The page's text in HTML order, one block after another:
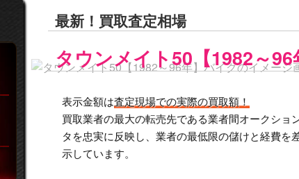
最新！買取査定相場
タウンメイト50【1982～96
表示金額は査定現場での実際の買取額！
買取業者の最大の転売先である業者間オークショ
タを忠実に反映し、業者の最低限の儲けと経費を
示しています。